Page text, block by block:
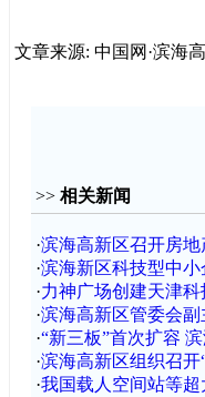
文章来源: 中国网·滨海
>> 相关新闻
·滨海高新区召开房
·滨海新区科技型中
·力神广场创建天津
·滨海高新区管委会
·“新三板”首次扩容
·滨海高新区组织召开
·我国载人空间站等